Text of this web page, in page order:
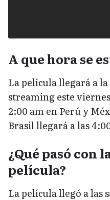
A que hora se
La película llegará a
streaming este
2:00 am en Perú y
Brasil llegará a las
¿Qué pasó con
película?
La película llegó a las